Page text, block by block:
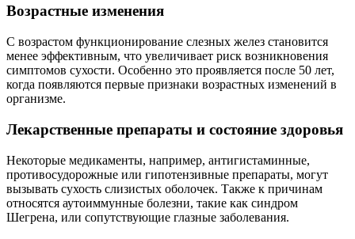
Возрастные изменения
С возрастом функционирование слезных желез становится
менее эффективным, что увеличивает риск возникновения
симптомов сухости. Особенно это проявляется после 50 лет,
когда появляются первые признаки возрастных изменений в
организме.
Лекарственные препараты и состояние здоровья
Некоторые медикаменты, например, антигистаминные,
противосудорожные или гипотензивные препараты, могут
вызывать сухость слизистых оболочек. Также к причинам
относятся аутоиммунные болезни, такие как синдром
Шегрена, или сопутствующие глазные заболевания.